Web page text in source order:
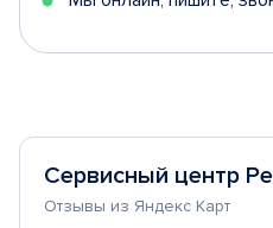
Сервисный центр
Отзывы из Яндекс Карт